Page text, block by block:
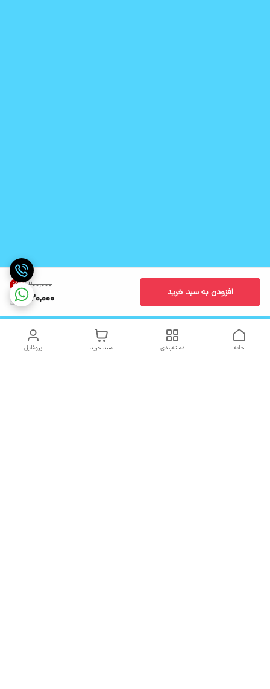
۱٬۲۰۰٬۰۰۰ 6%
1,120,000 افزودن به سبد خرید
پروفایل سبد خرید دسته‌بندی خانه